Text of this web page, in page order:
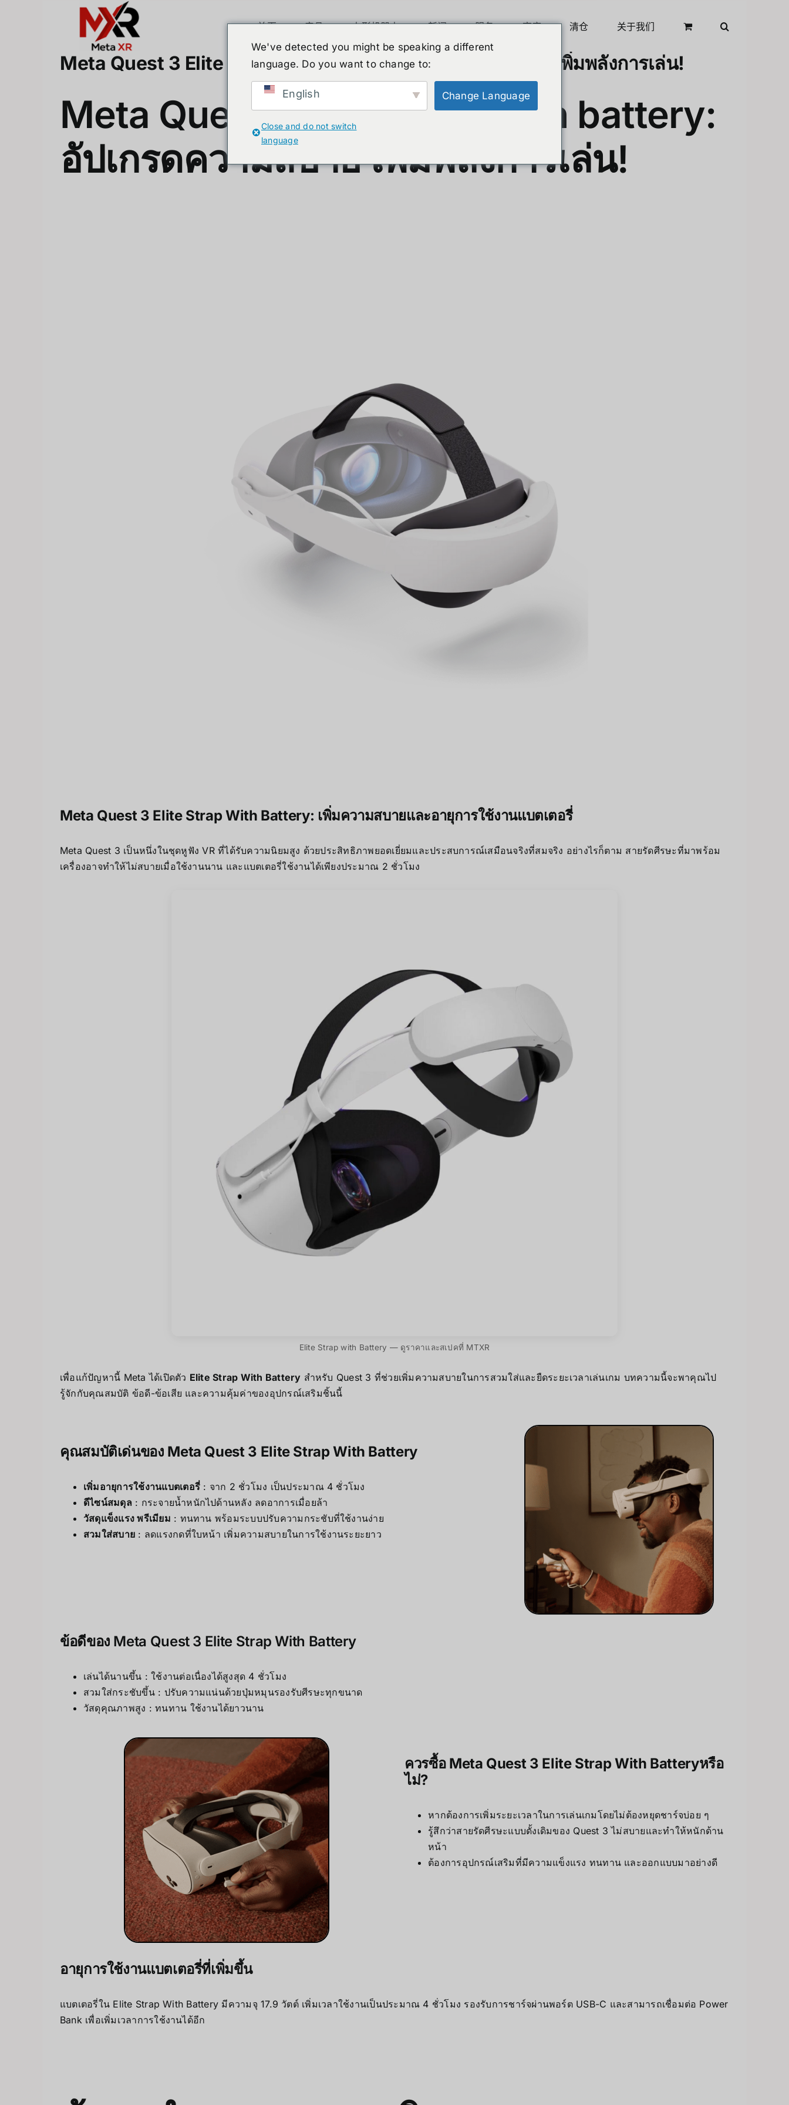
首页 产品 人形机器人 新闻 服务 商店 清仓 关于我们
Meta Quest 3 Elite Strap with battery: อัปเกรดความสบาย เพิ่มพลังการเล่น!
Meta Quest 3 Elite Strap with battery:
อัปเกรดความสบาย เพิ่มพลังการเล่น!
Meta Quest 3 Elite StrapWith Battery: เพิ่มความสบายและอายุการใช้งานแบตเตอรี่
Meta Quest 3 เป็นหนึ่งในชุดหูฟัง VR ที่ได้รับความนิยมสูง ด้วยประสิทธิภาพยอดเยี่ยมและประสบการณ์เสมือนจริงที่สมจริง อย่างไรก็ตาม สายรัดศีรษะที่มาพร้อม
เครื่องอาจทำให้ไม่สบายเมื่อใช้งานนาน และแบตเตอรี่ใช้งานได้เพียงประมาณ 2 ชั่วโมง
Elite Strap with Battery — ดูราคาและสเปคที่ MTXR
เพื่อแก้ปัญหานี้ Meta ได้เปิดตัว Elite Strap With Battery สำหรับ Quest 3 ที่ช่วยเพิ่มความสบายในการสวมใส่และยืดระยะเวลาเล่นเกม บทความนี้จะพาคุณไป
รู้จักกับคุณสมบัติ ข้อดี-ข้อเสีย และความคุ้มค่าของอุปกรณ์เสริมชิ้นนี้
คุณสมบัติเด่นของ Meta Quest 3 Elite Strap With Battery
เพิ่มอายุการใช้งานแบตเตอรี่ : จาก 2 ชั่วโมง เป็นประมาณ 4 ชั่วโมง
ดีไซน์สมดุล : กระจายน้ำหนักไปด้านหลัง ลดอาการเมื่อยล้า
วัสดุแข็งแรง พรีเมียม : ทนทาน พร้อมระบบปรับความกระชับที่ใช้งานง่าย
สวมใส่สบาย : ลดแรงกดที่ใบหน้า เพิ่มความสบายในการใช้งานระยะยาว
ข้อดีของ Meta Quest 3 Elite Strap With Battery
เล่นได้นานขึ้น : ใช้งานต่อเนื่องได้สูงสุด 4 ชั่วโมง
สวมใส่กระชับขึ้น : ปรับความแน่นด้วยปุ่มหมุนรองรับศีรษะทุกขนาด
วัสดุคุณภาพสูง : ทนทาน ใช้งานได้ยาวนาน
ควรซื้อ Meta Quest 3 Elite StrapWith Batteryหรือ
ไม่?
หากต้องการเพิ่มระยะเวลาในการเล่นเกมโดยไม่ต้องหยุดชาร์จบ่อย ๆ
รู้สึกว่าสายรัดศีรษะแบบดั้งเดิมของ Quest 3 ไม่สบายและทำให้หนักด้าน
หน้า
ต้องการอุปกรณ์เสริมที่มีความแข็งแรง ทนทาน และออกแบบมาอย่างดี
อายุการใช้งานแบตเตอรี่ที่เพิ่มขึ้น
แบตเตอรี่ใน Elite Strap With Battery มีความจุ 17.9 วัตต์ เพิ่มเวลาใช้งานเป็นประมาณ 4 ชั่วโมง รองรับการชาร์จผ่านพอร์ต USB-C และสามารถเชื่อมต่อ Power
Bank เพื่อเพิ่มเวลาการใช้งานได้อีก
We've detected you might be speaking a different
language. Do you want to change to:
English Change Language
Close and do not switch
language